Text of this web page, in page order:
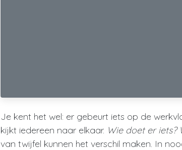
Je kent het wel: er gebeurt iets op de
kijkt iedereen naar elkaar. Wie doet er iets?
van twijfel kunnen het verschil maken. In